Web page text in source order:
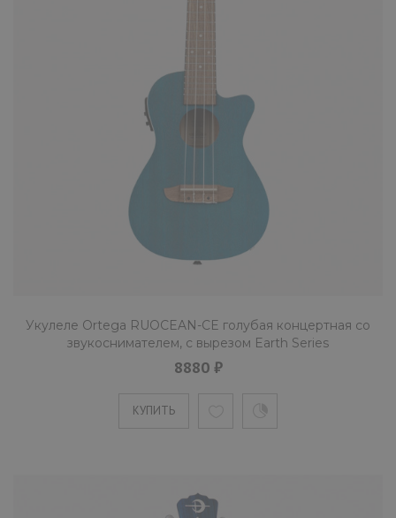
Укулеле Ortega RUOCEAN-CE голубая концертная со
звукоснимателем, с вырезом Earth Series
8880 ₽
КУПИТЬ